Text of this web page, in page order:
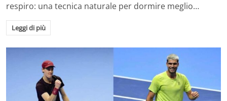
respiro: una tecnica naturale per dormire meglio…
Leggi di più